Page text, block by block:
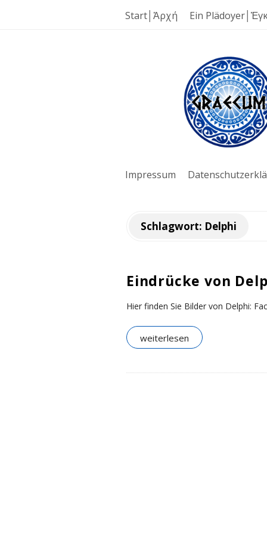
Start│Ἀρχή Ein
G
r
a
u
.
o
r
g
Impressum
Schlagwort: Delphi
Eindrücke von
Hier finden Sie Bilder von Delphi:
weiterlesen